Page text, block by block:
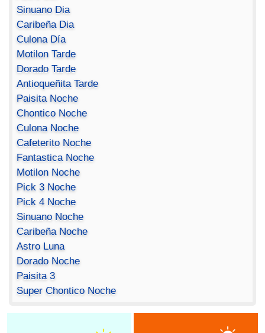
Sinuano Dia
Caribeña Dia
Culona Día
Motilon Tarde
Dorado Tarde
Antioqueñita Tarde
Paisita Noche
Chontico Noche
Culona Noche
Cafeterito Noche
Fantastica Noche
Motilon Noche
Pick 3 Noche
Pick 4 Noche
Sinuano Noche
Caribeña Noche
Astro Luna
Dorado Noche
Paisita 3
Super Chontico Noche